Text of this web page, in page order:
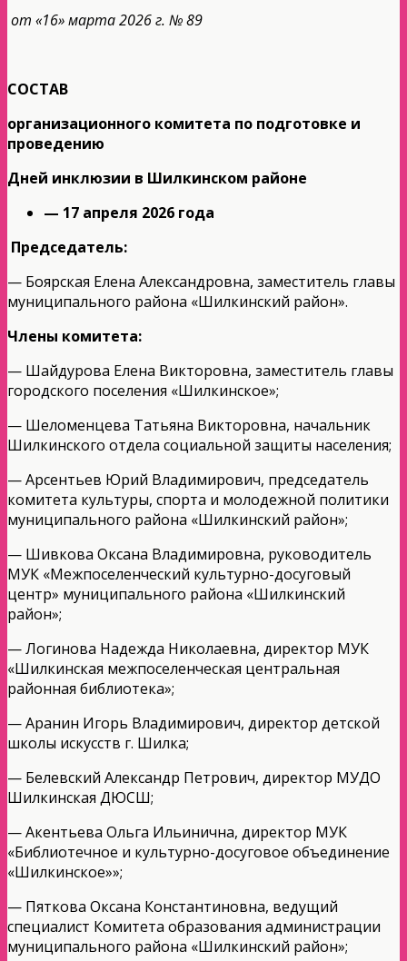
от «16» марта 2026 г. № 89
СОСТАВ
организационного комитета по подготовке и
проведению
Дней инклюзии в Шилкинском районе
— 17 апреля 2026 года
Председатель:
— Боярская Елена Александровна, заместитель главы
муниципального района «Шилкинский район».
Члены комитета:
— Шайдурова Елена Викторовна, заместитель главы
городского поселения «Шилкинское»;
— Шеломенцева Татьяна Викторовна, начальник
Шилкинского отдела социальной защиты населения;
— Арсентьев Юрий Владимирович, председатель
комитета культуры, спорта и молодежной политики
муниципального района «Шилкинский район»;
— Шивкова Оксана Владимировна, руководитель
МУК «Межпоселенческий культурно-досуговый
центр» муниципального района «Шилкинский
район»;
— Логинова Надежда Николаевна, директор МУК
«Шилкинская межпоселенческая центральная
районная библиотека»;
— Аранин Игорь Владимирович, директор детской
школы искусств г. Шилка;
— Белевский Александр Петрович, директор МУДО
Шилкинская ДЮСШ;
— Акентьева Ольга Ильинична, директор МУК
«Библиотечное и культурно-досуговое объединение
«Шилкинское»»;
— Пяткова Оксана Константиновна, ведущий
специалист Комитета образования администрации
муниципального района «Шилкинский район»;